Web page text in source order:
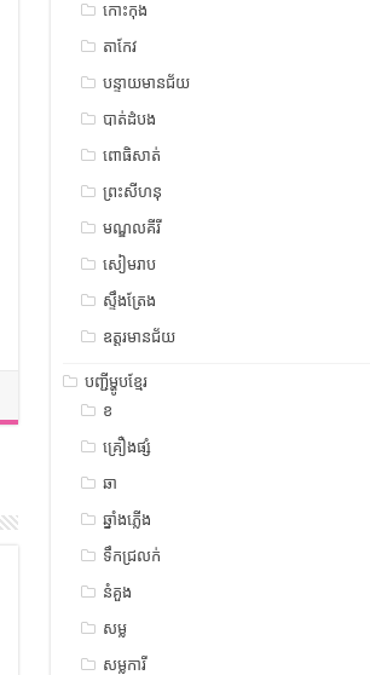
កោះកុង
តាកែវ
បន្ទាយមានជ័យ
បាត់ដំបង
ពោធិសាត់
ព្រះសីហនុ
មណ្ឌលគីរី
សៀមរាប
ស្ទឹង​​ត្រែង
ឧត្ដរមានជ័យ
បញ្ជីម្ហូបខ្មែរ
ខ
គ្រឿងផ្សំ
ឆា
ឆ្នាំងភ្លើង
ទឹកជ្រលក់
នំគួង
សម្ល
សម្លការី